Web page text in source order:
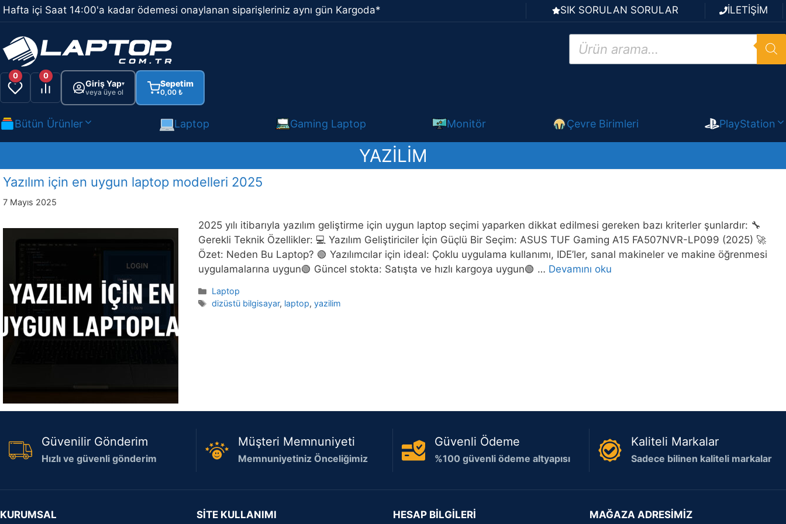
İçeriğe
atla
Hafta içi Saat 14:00'a kadar ödemesi onaylanan siparişleriniz aynı gün Kargoda* SIK SORULAN SORULAR İLETİŞİM
Products
search
0 0
Giriş Yap▾
veya üye ol
Sepetim
0,00 ₺
Bütün Ürünler Laptop Gaming Laptop Monitör Çevre Birimleri PlayStation
YAZILIM
Yazılım için en uygun laptop modelleri 2025
7 Mayıs 2025
2025 yılı itibarıyla yazılım geliştirme için uygun laptop seçimi yaparken dikkat edilmesi gereken bazı kriterler şunlardır: 🔧
Gerekli Teknik Özellikler: 💻 Yazılım Geliştiriciler İçin Güçlü Bir Seçim: ASUS TUF Gaming A15 FA507NVR-LP099 (2025) 🚀
Özet: Neden Bu Laptop? 🟢 Yazılımcılar için ideal: Çoklu uygulama kullanımı, IDE’ler, sanal makineler ve makine öğrenmesi
uygulamalarına uygun🟢 Güncel stokta: Satışta ve hızlı kargoya uygun🟢 … Devamını oku
Kategoriler
Laptop
Etiketler
dizüstü bilgisayar, laptop,yazilim
Güvenilir Gönderim
Hızlı ve güvenli gönderim
Müşteri Memnuniyeti
Memnuniyetiniz Önceliğimiz
Güvenli Ödeme
%100 güvenli ödeme altyapısı
Kaliteli Markalar
Sadece bilinen kaliteli markalar
KURUMSAL SİTE KULLANIMI HESAP BİLGİLERİ MAĞAZA ADRESİMİZ